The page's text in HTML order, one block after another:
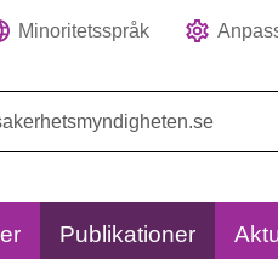
Minoritetsspråk
Publikationer